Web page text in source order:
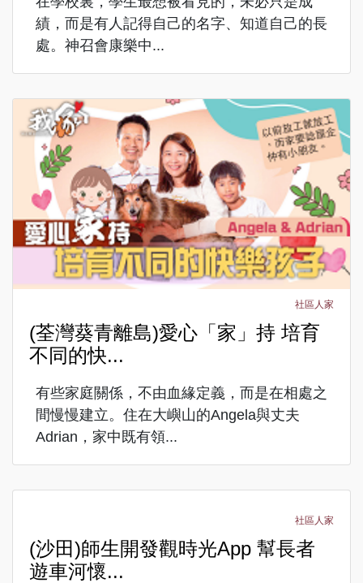
績，而是有人記得自己的名字、知道自己的長
處。神召會康樂中...
社區人家
(荃灣葵青離島)愛心「家」持 培育
不同的快...
有些家庭關係，不由血緣定義，而是在相處之
間慢慢建立。住在大嶼山的Angela與丈夫
Adrian，家中既有領...
社區人家
(沙田)師生開發觀時光App 幫長者
遊車河懷...